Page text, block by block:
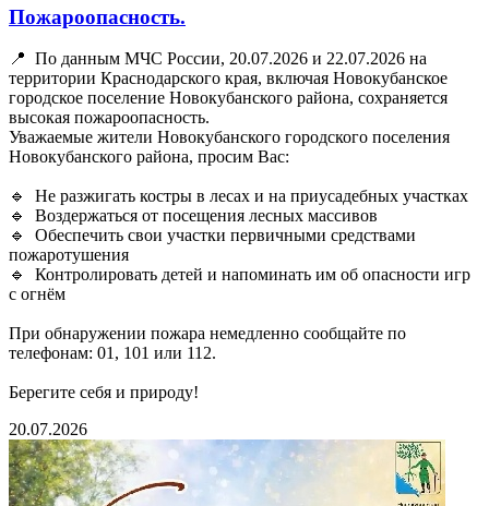
Пожароопасность.
📍 По данным МЧС России, 20.07.2026 и 22.07.2026 на
территории Краснодарского края, включая Новокубанское
городское поселение Новокубанского района, сохраняется
высокая пожароопасность.
Уважаемые жители Новокубанского городского поселения
Новокубанского района, просим Вас:
🔹 Не разжигать костры в лесах и на приусадебных участках
🔹 Воздержаться от посещения лесных массивов
🔹 Обеспечить свои участки первичными средствами
пожаротушения
🔹 Контролировать детей и напоминать им об опасности игр
с огнём
При обнаружении пожара немедленно сообщайте по
телефонам: 01, 101 или 112.
Берегите себя и природу!
20.07.2026